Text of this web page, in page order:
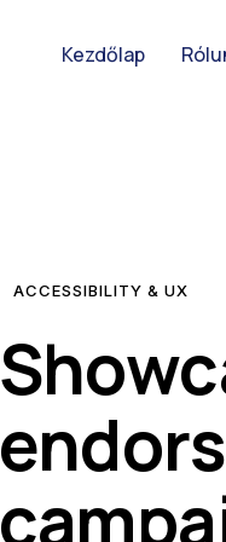
Kezdőlap
ACCESSIBILITY & UX